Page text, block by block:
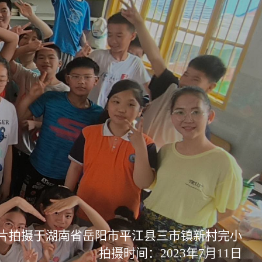
拍摄于湖南省岳阳市平江县三市镇新村完小
拍摄时间：2023年7月11日